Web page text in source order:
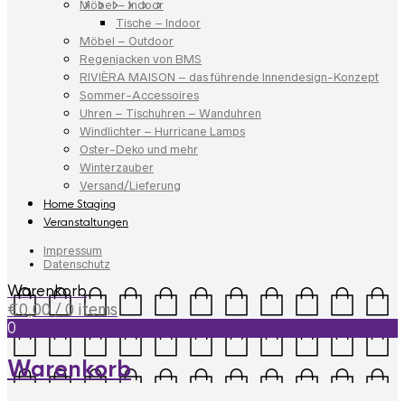
Möbel – Indoor
Tische – Indoor
Möbel – Outdoor
Regenjacken von BMS
RIVIÈRA MAISON – das führende Innendesign-Konzept
Sommer-Accessoires
Uhren – Tischuhren – Wanduhren
Windlichter – Hurricane Lamps
Oster-Deko und mehr
Winterzauber
Versand/Lieferung
Home Staging
Veranstaltungen
Impressum
Datenschutz
Warenkorb
€0,00 / 0 items
0
Warenkorb